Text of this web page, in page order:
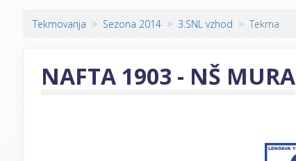
Tekmovanja Sezona 2014 3.SNL vzhod Tekma
NAFTA 1903 - NŠ MURA